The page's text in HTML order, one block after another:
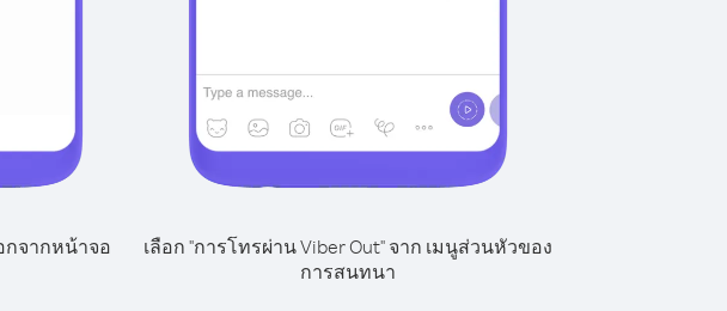
กจากหน้าจอ
เลือก "การโทรผ่าน Viber Out" จาก เมนูส่วนหัวของ
การสนทนา